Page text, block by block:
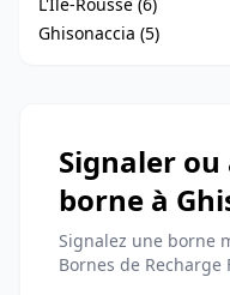
Ghisonaccia (5)
Signaler
borne à
Signalez une borne
Bornes de Recharge